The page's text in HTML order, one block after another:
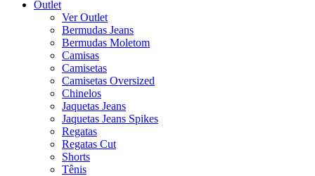
Outlet
Ver Outlet
Bermudas Jeans
Bermudas Moletom
Camisas
Camisetas
Camisetas Oversized
Chinelos
Jaquetas Jeans
Jaquetas Jeans Spikes
Regatas
Regatas Cut
Shorts
Tênis